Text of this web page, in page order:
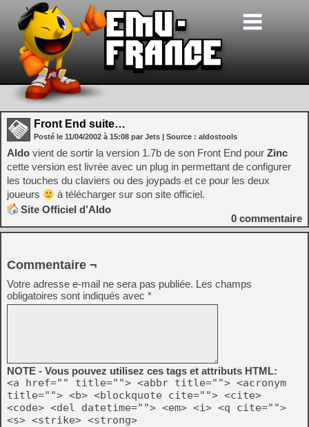
Front End suite…
Posté le 11/04/2002 à 15:08 par Jets | Source : aldostools
Aldo vient de sortir la version 1.7b de son Front End pour Zinc
cette version est livrée avec un plug in permettant de configurer
les touches du claviers ou des joypads et ce pour les deux
joueurs
à télécharger sur son site officiel.
Site Officiel d’Aldo
0 commentaire
Commentaire ¬
Votre adresse e-mail ne sera pas publiée. Les champs
obligatoires sont indiqués avec *
NOTE - Vous pouvez utilisez ces tags et attributs HTML:
<a href="" title=""> <abbr title=""> <acronym
title=""> <b> <blockquote cite=""> <cite>
<code> <del datetime=""> <em> <i> <q cite="">
<s> <strike> <strong>